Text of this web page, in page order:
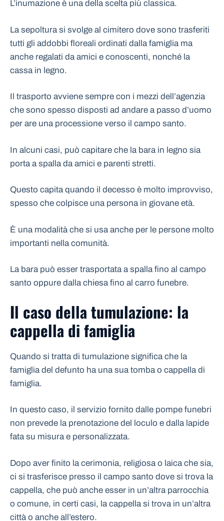
L’inumazione è una della scelta più classica.
La sepoltura si svolge al cimitero dove sono trasferiti
tutti gli addobbi floreali ordinati dalla famiglia ma
anche regalati da amici e conoscenti, nonché la
cassa in legno.
Il trasporto avviene sempre con i mezzi dell’agenzia
che sono spesso disposti ad andare a passo d’uomo
per are una processione verso il campo santo.
In alcuni casi, può capitare che la bara in legno sia
porta a spalla da amici e parenti stretti.
Questo capita quando il decesso è molto improvviso,
spesso che colpisce una persona in giovane età.
È una modalità che si usa anche per le persone molto
importanti nella comunità.
La bara può esser trasportata a spalla fino al campo
santo oppure dalla chiesa fino al carro funebre.
Il caso della tumulazione: la
cappella di famiglia
Quando si tratta di tumulazione significa che la
famiglia del defunto ha una sua tomba o cappella di
famiglia.
In questo caso, il servizio fornito dalle pompe funebri
non prevede la prenotazione del loculo e dalla lapide
fata su misura e personalizzata.
Dopo aver finito la cerimonia, religiosa o laica che sia,
ci si trasferisce presso il campo santo dove si trova la
cappella, che può anche esser in un’altra parrocchia
o comune, in certi casi, la cappella si trova in un’altra
città o anche all’estero.